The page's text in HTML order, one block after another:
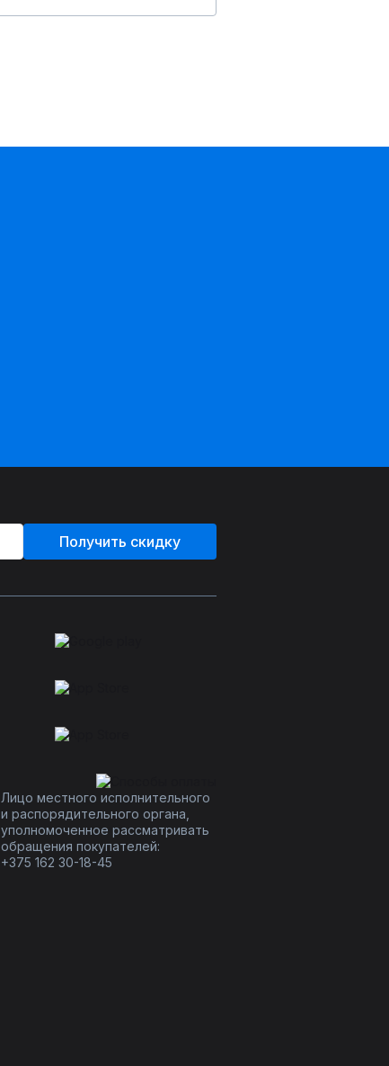
Получить скидку
Лицо местного исполнительного
и распорядительного органа,
уполномоченное рассматривать
обращения покупателей:
+375 162 30-18-45